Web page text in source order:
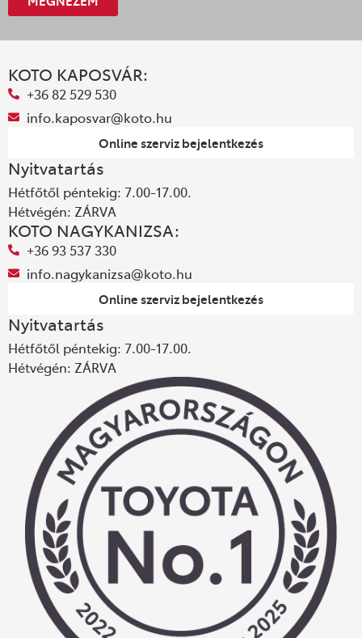
KOTO KAPOSVÁR:
+36 82 529 530
info.kaposvar@koto.hu
Online szerviz bejelentkezés
Nyitvatartás
Hétfőtől péntekig: 7.00-17.00.
Hétvégén: ZÁRVA
KOTO NAGYKANIZSA:
+36 93 537 330
info.nagykanizsa@koto.hu
Online szerviz bejelentkezés
Nyitvatartás
Hétfőtől péntekig: 7.00-17.00.
Hétvégén: ZÁRVA